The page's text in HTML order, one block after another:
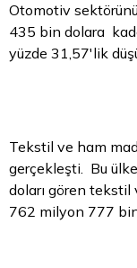
Otomotiv
435 bin dolara
yüzde 31,57'lik
Tekstil ve ham
gerçekleşti. Bu
doları gören
762 milyon 777